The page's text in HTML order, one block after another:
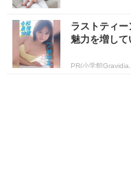
ラストティ
魅力を増して
PR(小学館